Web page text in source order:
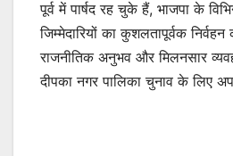
पूर्व में पार्षद रह चुके हैं, भाजपा के
जिम्मेदारियों का कुशलतापूर्वक
राजनीतिक अनुभव और मिलनसार
दीपका नगर पालिका चुनाव के लिए